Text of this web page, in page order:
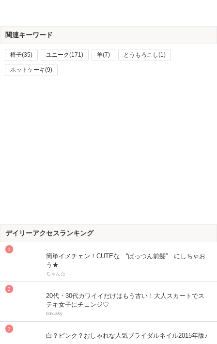
関連キーワード
椅子(35) ユニーク(171) 羊(7) とうもろこし(1)
ホットケーキ(9)
デイリーアクセスランキング
簡単イメチェン！CUTEな “ぱっつん前髪” にしちゃお
う★
ちゃんた
20代・30代カワイイだけはもう古い！大人スカートでス
テキ女子にチェンジ♡
tink.sky
白？ピンク？おしゃれな人気ブライダルネイル2015年版♪